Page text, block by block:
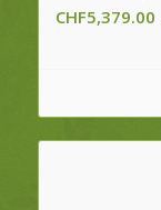
CHF5,379.00